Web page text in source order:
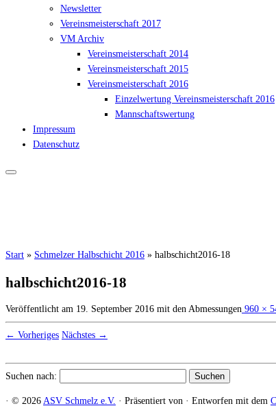
Newsletter
Vereinsmeisterschaft 2017
VM Archiv
Vereinsmeisterschaft 2014
Vereinsmeisterschaft 2015
Vereinsmeisterschaft 2016
Einzelwertung Vereinsmeisterschaft 2016
Mannschaftswertung
Impressum
Datenschutz
Start » Schmelzer Halbschicht 2016 » halbschicht2016-18
halbschicht2016-18
Veröffentlicht am 19. September 2016 mit den Abmessungen 960 ×
← Vorheriges Nächstes →
Suchen nach:
· © 2026 ASV Schmelz e.V. · Präsentiert von · Entworfen mit dem